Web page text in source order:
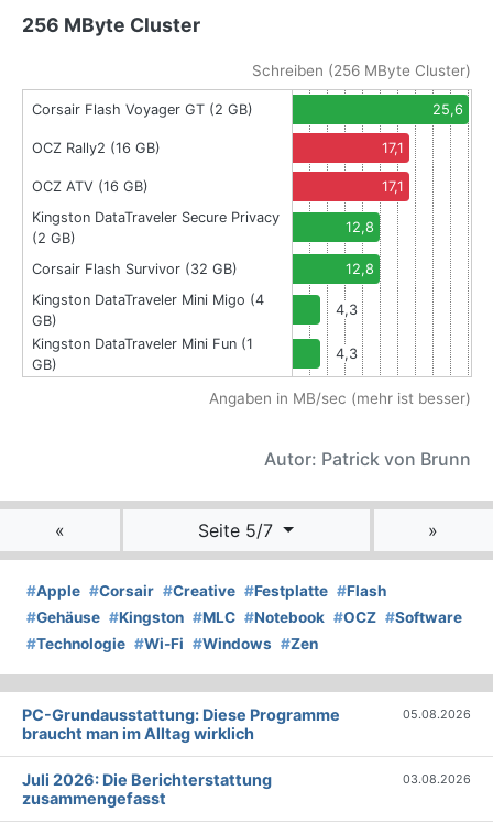
256 MByte Cluster
Schreiben (256 MByte Cluster)
Corsair Flash Voyager GT (2 GB) 25,6
OCZ Rally2 (16 GB) 17,1
OCZ ATV (16 GB)
17,1
Kingston DataTraveler Secure Privacy
(2 GB)
12,8
Corsair Flash Survivor (32 GB)
12,8
Kingston DataTraveler Mini Migo (4
GB)
4,3
Kingston DataTraveler Mini Fun (1
GB)
4,3
Angaben in MB/sec (mehr ist besser)
Autor: Patrick von Brunn
« Seite 5/7 »
#Apple #Corsair #Creative #Festplatte #Flash
#Gehäuse #Kingston #MLC #Notebook #OCZ #Software
#Technologie #Wi-Fi #Windows #Zen
PC-Grundausstattung: Diese Programme
braucht man im Alltag wirklich
05.08.2026
Juli 2026: Die Bericht­erstattung
zusammengefasst
03.08.2026